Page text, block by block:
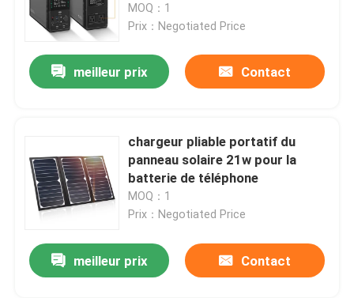
Produits
MOQ：1
Prix：Negotiated Price
meilleur prix Contact
chargeur pliable portatif du
panneau solaire 21w pour la
batterie de téléphone
MOQ：1
Prix：Negotiated Price
meilleur prix Contact